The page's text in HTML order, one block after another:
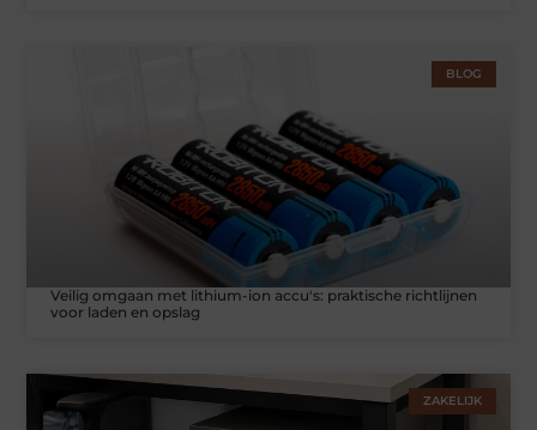
BLOG
Veilig omgaan met lithium-ion accu's: praktische richtlijnen
voor laden en opslag
ZAKELIJK